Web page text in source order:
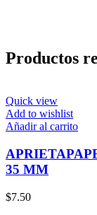
Productos
Quick view
Add to wishlist
Añadir al carrito
35 MM
$7.50